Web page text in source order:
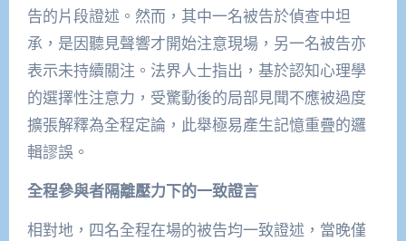
告的片段證述。然而，其中一名被告於偵查中坦
承，是因聽見聲響才開始注意現場，另一名被告亦
表示未持續關注。法界人士指出，基於認知心理學
的選擇性注意力，受驚動後的局部見聞不應被過度
擴張解釋為全程定論，此舉極易產生記憶重疊的邏
輯謬誤。
全程參與者隔離壓力下的一致證言
相對地，四名全程在場的被告均一致證述，當晚僅